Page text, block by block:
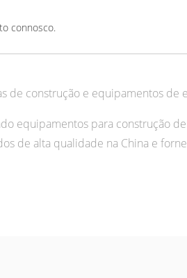
connosco.
de construção e equipamentos de
equipamentos para construção
de alta qualidade na China e